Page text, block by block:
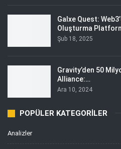
Galxe Quest:
Oluşturma
Şub 18, 2025
Gravity’den 50
Alliance:…
Ara 10, 2024
POPÜLER KATEGORILER
Analizler